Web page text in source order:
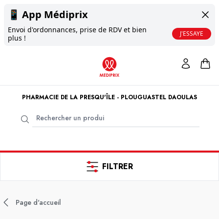
📱 App Médiprix
Envoi d'ordonnances, prise de RDV et bien
plus !
J'ESSAYE
PHARMACIE DE LA PRESQU'ÎLE - PLOUGUASTEL DAOULAS
FILTRER
Page d'accueil